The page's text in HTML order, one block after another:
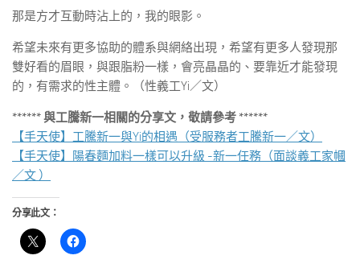
那是方才互動時沾上的，我的眼影。
希望未來有更多協助的體系與網絡出現，希望有更多人發現那
雙好看的眉眼，與跟脂粉一樣，會亮晶晶的、要靠近才能發現
的，有需求的性主體。（性義工Yi／文）
****** 與工騰新一相關的分享文，敬請參考 ******
【手天使】工騰新一與Yi的相遇（受服務者工騰新一／文）
【手天使】陽春麵加料一樣可以升級 -新一任務（面談義工家幗
／文 ）
分享此文：